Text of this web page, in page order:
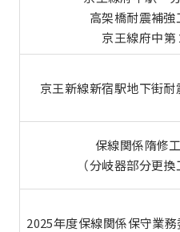
高架橋耐震補
京王線府中第
京王新線新宿駅地下街耐
保線関係隋修
（分岐器部分更
2025年度保線関係保守業